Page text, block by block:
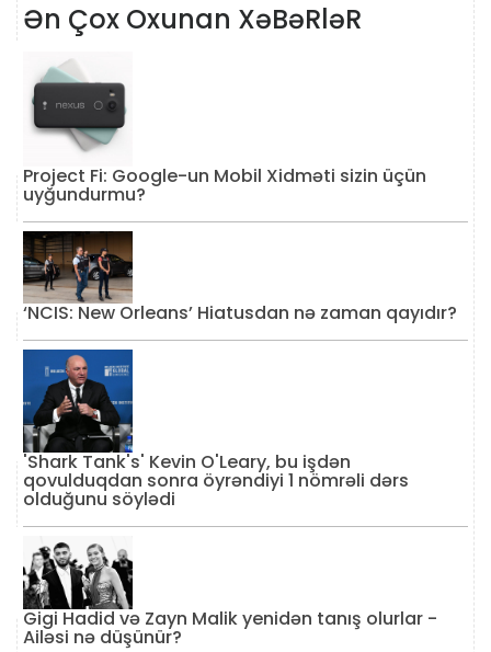
Ən Çox Oxunan XəBəRləR
Project Fi: Google-un Mobil Xidməti sizin üçün
uyğundurmu?
‘NCIS: New Orleans’ Hiatusdan nə zaman qayıdır?
'Shark Tank's' Kevin O'Leary, bu işdən
qovulduqdan sonra öyrəndiyi 1 nömrəli dərs
olduğunu söylədi
Gigi Hadid və Zayn Malik yenidən tanış olurlar -
Ailəsi nə düşünür?